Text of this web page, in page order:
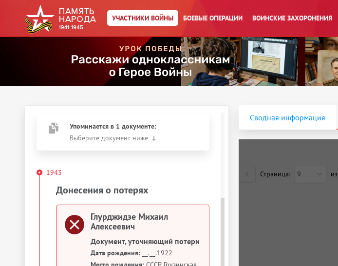
УЧАСТНИКИ ВОЙНЫ БОЕВЫЕ ОПЕРАЦИИ ВОИНСКИЕ ЗАХОРОНЕНИЯ
Главная страница
←К результатам поиска
Глурджидзе Михаил
Алексеевич
__.__.1922
Действия
Скачать документы
Упоминается в 1 документе:
Выберите документ ниже
1943
Донесения о потерях
Глурджидзе Михаил
Алексеевич
Документ, уточняющий потери
Дата рождения: __.__.1922
Сводная информация
Страница: 9 из